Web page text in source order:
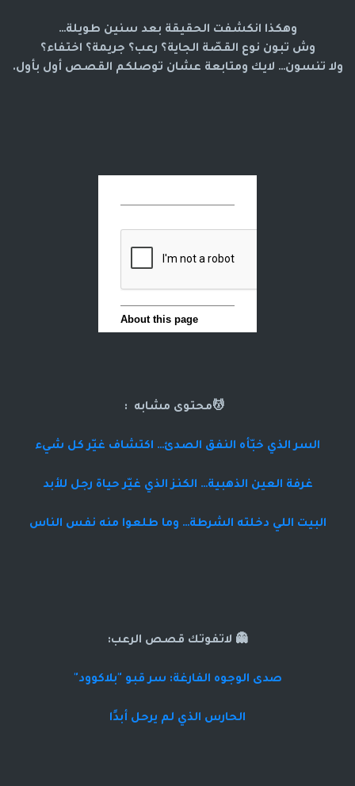
وهكذا انكشفت الحقيقة بعد سنين طويلة…
وش تبون نوع القصّة الجاية؟ رعب؟ جريمة؟ اختفاء؟
ولا تنسون… لايك ومتابعة عشان توصلكم القصص أول بأول.
💆محتوى مشابه :
السر الذي خبّأه النفق الصدئ… اكتشاف غيّر كل شيء
غرفة العين الذهبية… الكنز الذي غيّر حياة رجل للأبد
البيت اللي دخلته الشرطة… وما طلعوا منه نفس الناس
👻 لاتفوتك قصص الرعب:
صدى الوجوه الفارغة: سر قبو "بلاكوود"
الحارس الذي لم يرحل أبدًا